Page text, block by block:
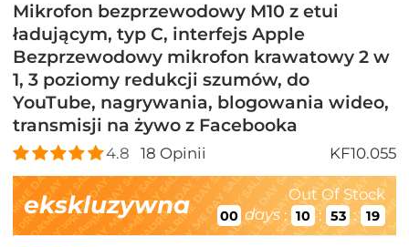
Mikrofon bezprzewodowy M10 z etui
ładującym, typ C, interfejs Apple
Bezprzewodowy mikrofon krawatowy 2 w
1, 3 poziomy redukcji szumów, do
YouTube, nagrywania, blogowania wideo,
transmisji na żywo z Facebooka
4.8 18 Opinii KF10.055
ekskluzywna Out Of Stock
00 days : 10 : 53 : 16